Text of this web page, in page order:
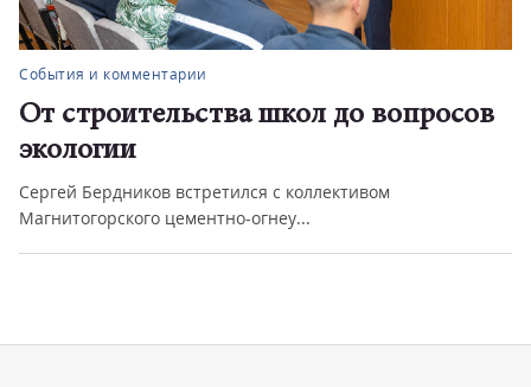
События и комментарии
От строительства школ до вопросов
экологии
Сергей Бердников встретился с коллективом
Магнитогорского цементно-огнеу...